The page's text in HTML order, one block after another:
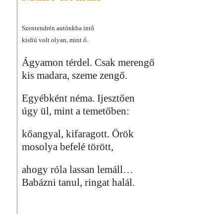
Szentendrén autónkba intő
kisfiú volt olyan, mint ő.
Ágyamon térdel. Csak merengő
kis madara, szeme zengő.
Egyébként néma. Ijesztően
úgy ül, mint a temetőben:
kőangyal, kifaragott. Örök
mosolya befelé törött,
ahogy róla lassan lemáll…
Babázni tanul, ringat halál.